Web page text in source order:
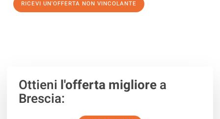
RICEVI UN'OFFERTA NON VINCOLANTE
Ottieni l'offerta migliorea
Brescia: